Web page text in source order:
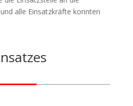
alle Einsatzkräfte konnten